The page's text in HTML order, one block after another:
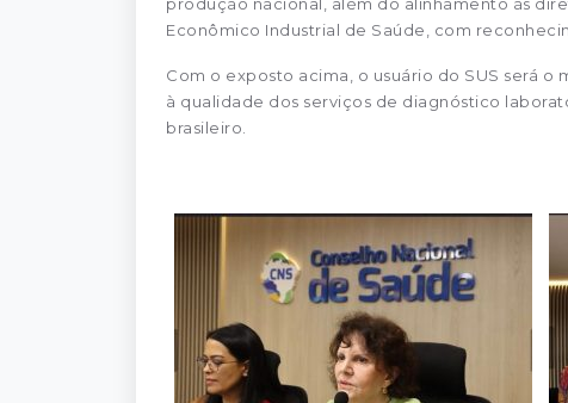
Econômico Industrial de Saúde, com
Com o exposto acima, o usuário do SUS será
à qualidade dos serviços de diagnóstico
brasileiro.